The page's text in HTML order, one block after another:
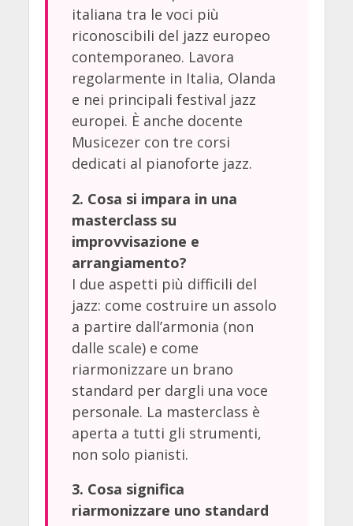
italiana tra le voci più
riconoscibili del jazz europeo
contemporaneo. Lavora
regolarmente in Italia, Olanda
e nei principali festival jazz
europei. È anche docente
Musicezer con tre corsi
dedicati al pianoforte jazz.
2. Cosa si impara in una
masterclass su
improvvisazione e
arrangiamento?
I due aspetti più difficili del
jazz: come costruire un assolo
a partire dall’armonia (non
dalle scale) e come
riarmonizzare un brano
standard per dargli una voce
personale. La masterclass è
aperta a tutti gli strumenti,
non solo pianisti.
3. Cosa significa
riarmonizzare uno standard